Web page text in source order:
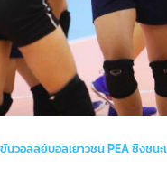
2563
ชิง
ถ้วย
พระ
สมเด็จ
พระ
กนิษ
ราช
วอลลย์บอลเยาวชน PEA ชิงชน